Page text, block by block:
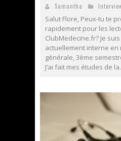
Samantha
Salut Flore, Peux-tu te
rapidement pour les
ClubMedecine.fr? Je
actuellement interne en
générale, 3ème
J’ai fait mes études de